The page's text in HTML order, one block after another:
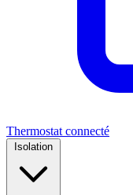
Thermostat connecté